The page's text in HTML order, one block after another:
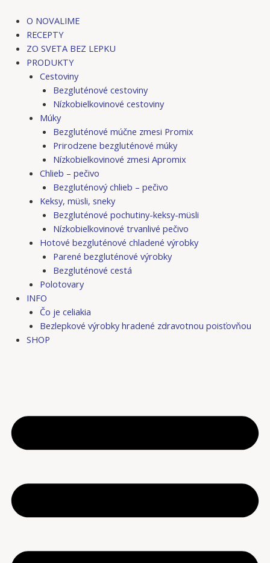
obsah
O NOVALIME
RECEPTY
ZO SVETA BEZ LEPKU
PRODUKTY
Cestoviny
Bezgluténové cestoviny
Nízkobielkovinové cestoviny
Múky
Bezgluténové múčne zmesi Promix
Prirodzene bezgluténové múky
Nízkobielkovinové zmesi Apromix
Chlieb – pečivo
Bezgluténový chlieb – pečivo
Keksy, müsli, sneky
Bezgluténové pochutiny-keksy-müsli
Nízkobielkovinové trvanlivé pečivo
Hotové bezgluténové chladené výrobky
Parené bezgluténové výrobky
Bezgluténové cestá
Polotovary
INFO
Čo je celiakia
Bezlepkové výrobky hradené zdravotnou poisťovňou
SHOP
navigation